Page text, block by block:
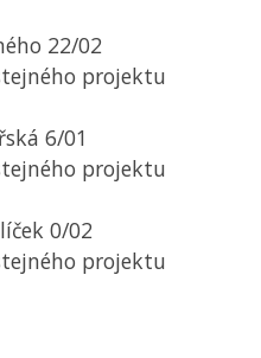
22/02
projektu
6/01
projektu
0/02
projektu